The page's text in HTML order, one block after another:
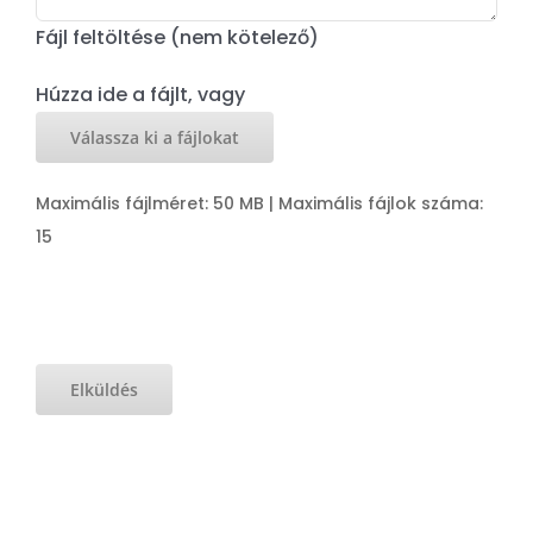
Fájl feltöltése (nem kötelező)
Húzza ide a fájlt, vagy
Válassza ki a fájlokat